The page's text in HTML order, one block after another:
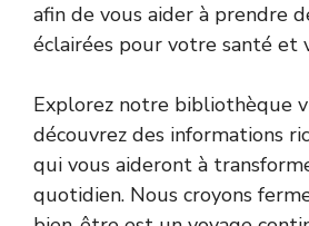
afin de vous aider à prendre
éclairées pour votre santé et
Explorez notre bibliothèque
découvrez des informations
qui vous aideront à
quotidien. Nous croyons